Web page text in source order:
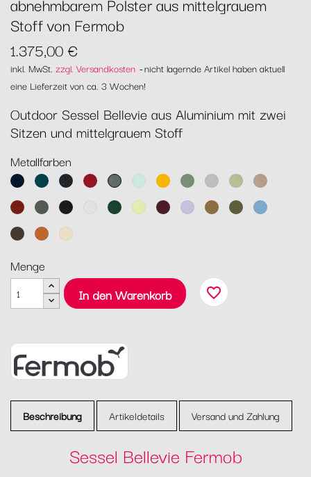
Stoff von Fermob
1.375,00 €
inkl. MwSt. zzgl. Versandkosten nicht lagernde Artikel haben aktuell
eine Lieferzeit von ca. 3 Wochen!
Outdoor Sessel Bellevie aus Aluminium mit zwei
Sitzen und mittelgrauem Stoff
Metallfarben
AbyssblauAcapulcoblau
Anthrazit
Chili Gewittergrau
Gletscherminze
HonigKaktusLehmgrau
LindgrünMuskat
OckerRosmarin
Lakritz Baumwollweiß
Zederngrün
Zitronensorbet
Schwarzkirsche
Marshmallo
Lebkuchen
PestoMaya
TonkaKandierte
Latte-
Menge
In den Warenkorb
favorite_border
Beschreibung Artikeldetails Versand und Zahlung
Sessel Bellevie Fermob